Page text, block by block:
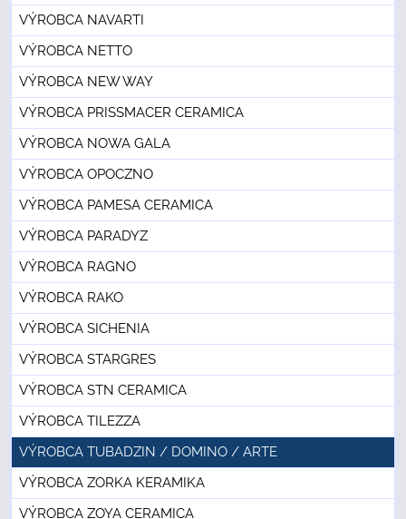
VÝROBCA NAVARTI
VÝROBCA NETTO
VÝROBCA NEW WAY
VÝROBCA PRISSMACER CERAMICA
VÝROBCA NOWA GALA
VÝROBCA OPOCZNO
VÝROBCA PAMESA CERAMICA
VÝROBCA PARADYZ
VÝROBCA RAGNO
VÝROBCA RAKO
VÝROBCA SICHENIA
VÝROBCA STARGRES
VÝROBCA STN CERAMICA
VÝROBCA TILEZZA
VÝROBCA TUBADZIN / DOMINO / ARTE
VÝROBCA ZORKA KERAMIKA
VÝROBCA ZOYA CERAMICA